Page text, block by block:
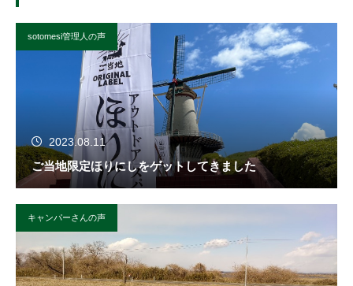
sotomesi管理人の声
2023.08.11
ご当地限定ほりにしをゲットしてきました
キャンパーさんの声